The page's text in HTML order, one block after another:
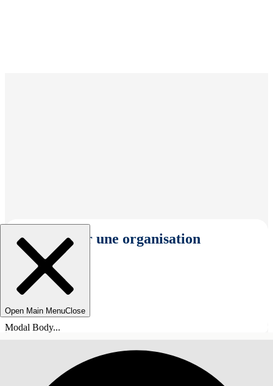
Sélectionner une organisation
Open Main MenuClose
Modal Body...